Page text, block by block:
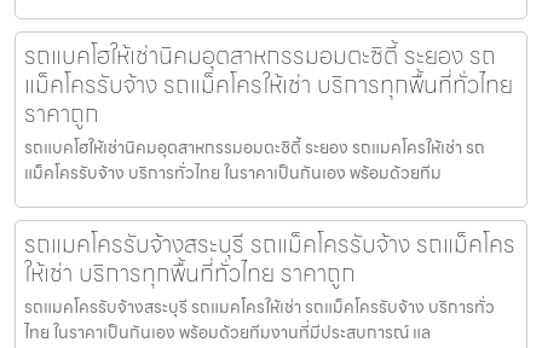
รถแบคโฮให้เช่านิคมอุตสาหกรรมอมตะซิตี้ ระยอง รถ
แม็คโครรับจ้าง รถแม็คโครให้เช่า บริการทุกพื้นที่ทั่วไทย
ราคาถูก
รถแบคโฮให้เช่านิคมอุตสาหกรรมอมตะซิตี้ ระยอง รถแมคโครให้เช่า รถ
แม็คโครรับจ้าง บริการทั่วไทย ในราคาเป็นกันเอง พร้อมด้วยทีม
รถแมคโครรับจ้างสระบุรี รถแม็คโครรับจ้าง รถแม็คโคร
ให้เช่า บริการทุกพื้นที่ทั่วไทย ราคาถูก
รถแมคโครรับจ้างสระบุรี รถแมคโครให้เช่า รถแม็คโครรับจ้าง บริการทั่ว
ไทย ในราคาเป็นกันเอง พร้อมด้วยทีมงานที่มีประสบการณ์ แล